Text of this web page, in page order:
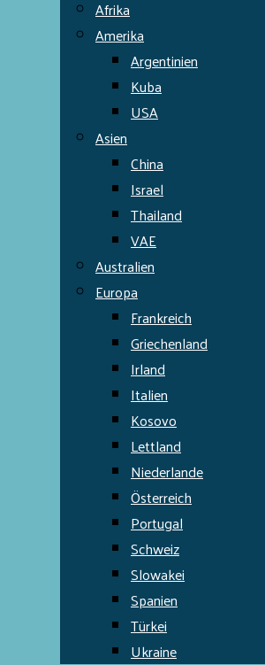
Afrika
Amerika
Argentinien
Kuba
USA
Asien
China
Israel
Thailand
VAE
Australien
Europa
Frankreich
Griechenland
Irland
Italien
Kosovo
Lettland
Niederlande
Österreich
Portugal
Schweiz
Slowakei
Spanien
Türkei
Ukraine